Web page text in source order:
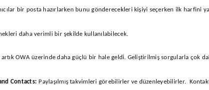
bir posta hazırlarken bunu gönderecekleri kişiyi seçerken ilk harfini
daha verimli bir şekilde kullanılabilecek.
OWA üzerinde daha güçlü bir hale geldi. Geliştirilmiş sorgularla çok
Contacts: Paylaşılmış takvimleri görebilirler ve düzenleyebilirler.